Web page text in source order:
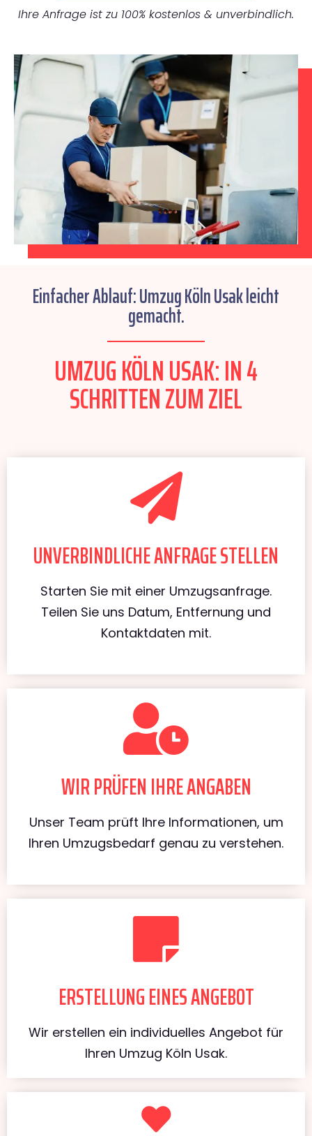
Ihre Anfrage ist zu 100% kostenlos & unverbindlich.
Einfacher Ablauf: Umzug Köln Usak leicht
gemacht.
UMZUG KÖLN USAK: IN 4
SCHRITTEN ZUM ZIEL
UNVERBINDLICHE ANFRAGE STELLEN
Starten Sie mit einer Umzugsanfrage.
Teilen Sie uns Datum, Entfernung und
Kontaktdaten mit.
WIR PRÜFEN IHRE ANGABEN
Unser Team prüft Ihre Informationen, um
Ihren Umzugsbedarf genau zu verstehen.
ERSTELLUNG EINES ANGEBOT
Wir erstellen ein individuelles Angebot für
Ihren Umzug Köln Usak.